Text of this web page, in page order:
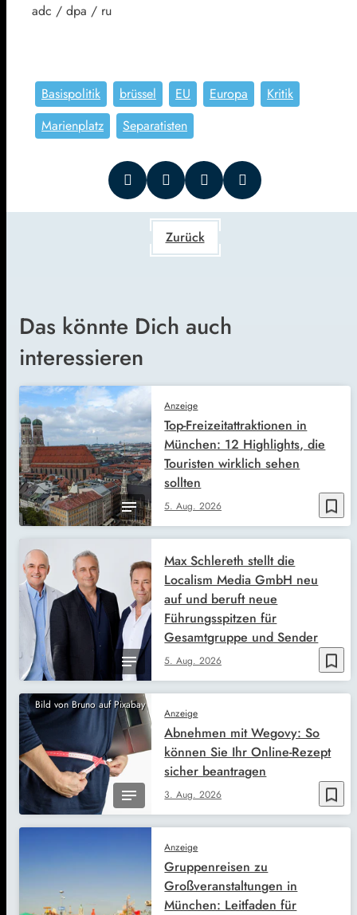
adc / dpa / ru
Basispolitik brüssel EU Europa
Kritik
Marienplatz
Separatisten
Zurück
Das könnte Dich auch
interessieren
bookmark_border
Anzeige
5. Aug. 2026
Top-Freizeitattraktionen in
München: 12 Highlights, die
Touristen wirklich sehen
sollten
bookmark_border
5. Aug. 2026
Max Schlereth stellt die
Localism Media GmbH neu
auf und beruft neue
Führungsspitzen für
Gesamtgruppe und Sender
Bild von Bruno auf Pixabay
bookmark_border
Anzeige
3. Aug. 2026
Abnehmen mit Wegovy: So
können Sie Ihr Online-Rezept
sicher beantragen
Anzeige
Gruppenreisen zu
Großveranstaltungen in
München: Leitfaden für